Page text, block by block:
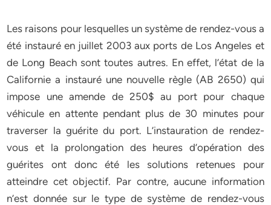
Les raisons pour lesquelles un système de rendez-vous a
été instauré en juillet 2003 aux ports de Los Angeles et
de Long Beach sont toutes autres. En effet, l’état de la
Californie a instauré une nouvelle règle (AB 2650) qui
impose une amende de 250$ au port pour chaque
véhicule en attente pendant plus de 30 minutes pour
traverser la guérite du port. L’instauration de rendez-
vous et la prolongation des heures d’opération des
guérites ont donc été les solutions retenues pour
atteindre cet objectif. Par contre, aucune information
n’est donnée sur le type de système de rendez-vous